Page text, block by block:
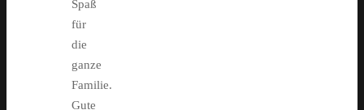
Spaß
für
die
ganze
Familie.
Gute